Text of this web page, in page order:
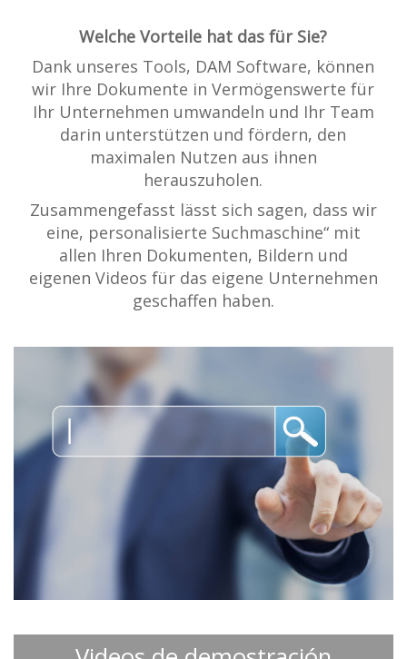
Welche Vorteile hat das für Sie?
Dank unseres Tools, DAM Software, können
wir Ihre Dokumente in Vermögenswerte für
Ihr Unternehmen umwandeln und Ihr Team
darin unterstützen und fördern, den
maximalen Nutzen aus ihnen
herauszuholen.
Zusammengefasst lässt sich sagen, dass wir
eine, personalisierte Suchmaschine“ mit
allen Ihren Dokumenten, Bildern und
eigenen Videos für das eigene Unternehmen
geschaffen haben.